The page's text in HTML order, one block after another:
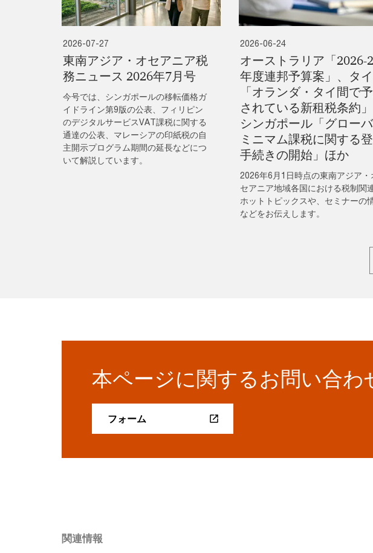
2026-07-27
東南アジア・オセアニア税
務ニュース 2026年7月号
今号では、シンガポールの移転価格ガ
イドライン第9版の公表、フィリピン
のデジタルサービスVAT課税に関する
通達の公表、マレーシアの印紙税の自
主開示プログラム期間の延長などにつ
いて解説しています。
2026-06-24
オーストラリア「2026-
年度連邦予算案」、タイ
「オランダ・タイ間で
されている新租税条約」
シンガポール「グロー
ミニマム課税に関する
手続きの開始」ほか
2026年6月1日時点の東南アジア・
セアニア地域各国における税制関
ホットトピックスや、セミナーの
などをお伝えします。
本ページに関するお問い合わ
フォーム
関連情報